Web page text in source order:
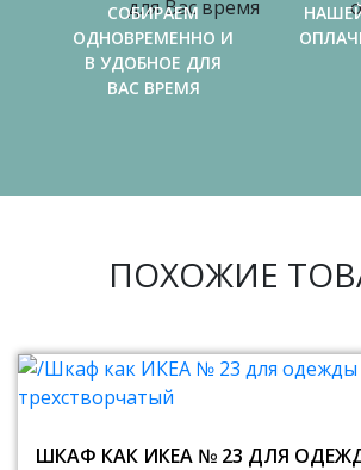
СОБИРАЕМ
ОДНОВРЕМЕННО И
В УДОБНОЕ ДЛЯ
ВАС ВРЕМЯ
ПОХОЖИЕ
ШКАФ КАК ИКЕА № 23 ДЛЯ